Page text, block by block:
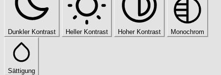
Dunkler Kontrast Heller Kontrast Hoher Kontrast Monochrom
Sättigung